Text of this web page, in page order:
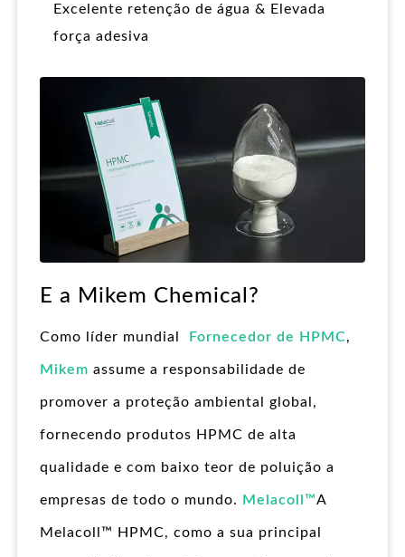
Excelente retenção de água & Elevada
força adesiva
E a Mikem Chemical?
Como líder mundial Fornecedor de HPMC,
Mikem assume a responsabilidade de
promover a proteção ambiental global,
fornecendo produtos HPMC de alta
qualidade e com baixo teor de poluição a
empresas de todo o mundo. Melacoll™A
Melacoll™ HPMC, como a sua principal